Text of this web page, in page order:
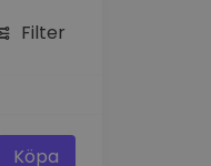
Filter
Köpa